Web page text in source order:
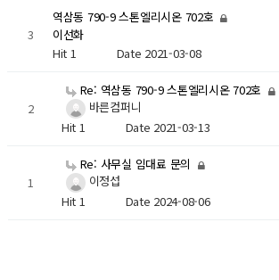
3
역삼동 790-9 스톤엘리시온 702호
이선화
Hit 1 Date 2021-03-08
2
Re: 역삼동 790-9 스톤엘리시온 702호
바른컴퍼니
Hit 1 Date 2021-03-13
1
Re: 사무실 임대료 문의
이정섭
Hit 1 Date 2024-08-06